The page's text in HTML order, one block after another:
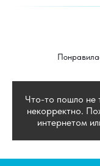
Что-то пошло не
некорректно.
интернетом